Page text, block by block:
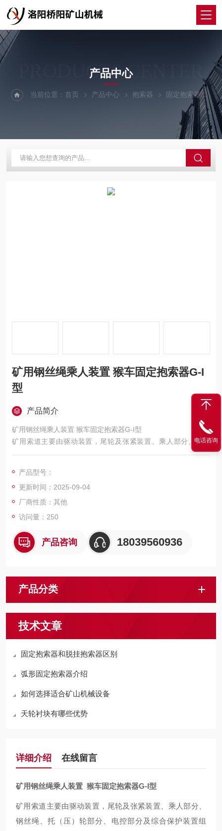
PRODUCTS CENTER
产品中心
当前位置：首页 产品中心 抱索器 固定抱索器 矿
矿用钢丝绳乘人装置 猴车固定抱索器G-I
型
产品简介
矿用钢丝绳乘人装置 猴车固定抱索器G-I型
矿用索道主要由驱动装置，尾轮及张紧装置、乘人部分、钢丝
绳、托（压）轮部分、电控部分及综合保护装置组成。
产品型号：
更新时间：2025-09-04
厂商性质：其他
访问量：250
产品咨询 18039560936
产品分类
技术文章
固定抱索器和脱挂抱索器区别
弧形固定抱索器介绍
如何选择适合矿山机械设备
天轮衬块有哪些优势
详细介绍 在线留言
矿用钢丝绳乘人装置 猴车固定抱索器G-I型
矿用索道主要由驱动装置，尾轮及张紧装置、乘人部分、
钢丝绳、托（压）轮部分、电控部分及综合保护装置组
电话咨询